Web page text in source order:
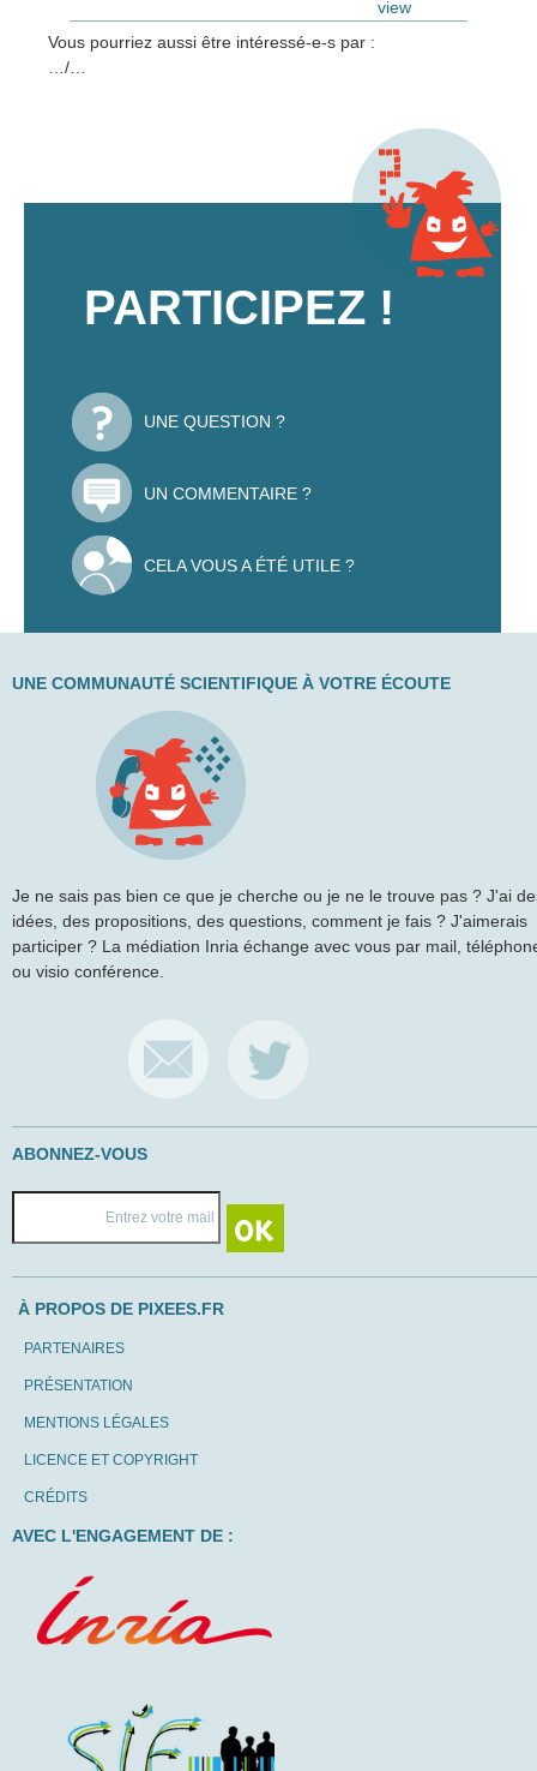
view
Vous pourriez aussi être intéressé-e-s par :
…/…
PARTICIPEZ !
UNE QUESTION ?
UN COMMENTAIRE ?
CELA VOUS A ÉTÉ UTILE ?
UNE COMMUNAUTÉ SCIENTIFIQUE À VOTRE ÉCOUTE
Je ne sais pas bien ce que je cherche ou je ne le trouve pas ? J'ai
idées, des propositions, des questions, comment je fais ? J'aimerais
participer ? La médiation Inria échange avec vous par mail,
ou visio conférence.
ABONNEZ-VOUS
À PROPOS DE PIXEES.FR
PARTENAIRES
PRÉSENTATION
MENTIONS LÉGALES
LICENCE ET COPYRIGHT
CRÉDITS
AVEC L'ENGAGEMENT DE :